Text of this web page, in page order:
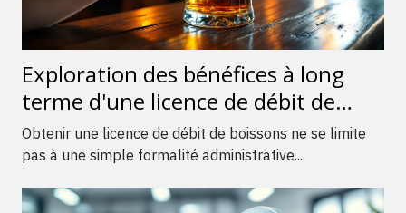
Exploration des bénéfices à long
terme d'une licence de débit de
boissons
Obtenir une licence de débit de boissons ne se limite
pas à une simple formalité administrative....